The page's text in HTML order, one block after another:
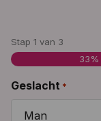
Stap 1 van 3
33%
Geslacht *